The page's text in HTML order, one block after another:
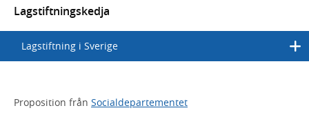
en
lista
med
sökförslag
Lagstiftningskedja
Lagstiftning i Sverige
Proposition från Socialdepartementet